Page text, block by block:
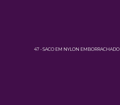
47 - SACO EM NYLON EMBORRACHADO